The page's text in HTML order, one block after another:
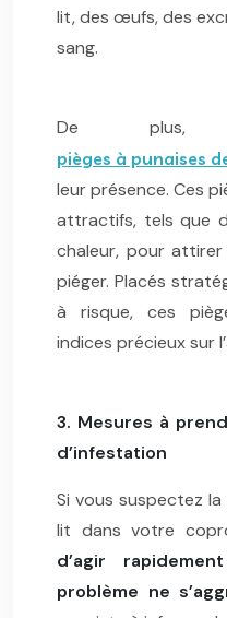
lit, des œufs, des
sang.
De plus,
pièges à punaises
leur présence. Ces
attractifs, tels que
chaleur, pour
piéger. Placés
à risque, ces
indices précieux sur
3. Mesures à
d’infestation
Si vous suspectez
lit dans votre
d’agir
problème ne